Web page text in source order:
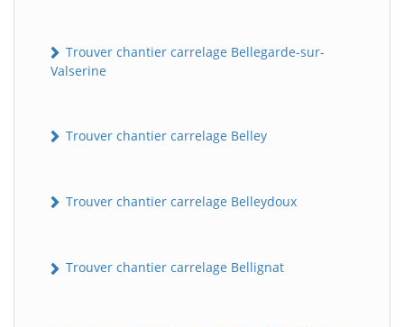
Trouver chantier carrelage Bellegarde-sur-
Valserine
Trouver chantier carrelage Belley
Trouver chantier carrelage Belleydoux
Trouver chantier carrelage Bellignat